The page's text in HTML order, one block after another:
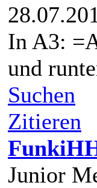
In A3:
und
Suchen
Zitieren
Junior